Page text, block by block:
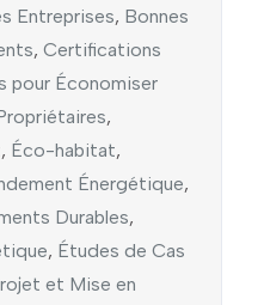
Entreprises, Bonnes
, Certifications
pour Économiser
,
, Éco-habitat,
Énergétique,
Durables,
, Études de Cas
et Mise en